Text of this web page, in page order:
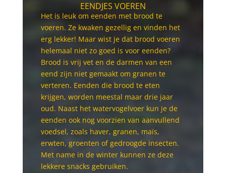
EENDJES VOEREN
Het is leuk om eenden met brood te
voeren. Ze kwaken gezellig en vinden het
erg lekker! Maar wist je dat brood voeren
helemaal niet zo goed is voor eenden?
Brood is vrij vet en de darmen van een
eend zijn niet gemaakt om granen te
verteren. Eenden die brood te eten
krijgen, worden meestal maar drie jaar
oud. Naast het watervogelvoer kun je de
eenden ook nog voorzien van aanvullend
voedsel, zoals haver, granen, maïs,
erwten, groenten ofgedroogde insecten.
Met name in de winter kunnen ze deze
lekkere snacks gebruiken.